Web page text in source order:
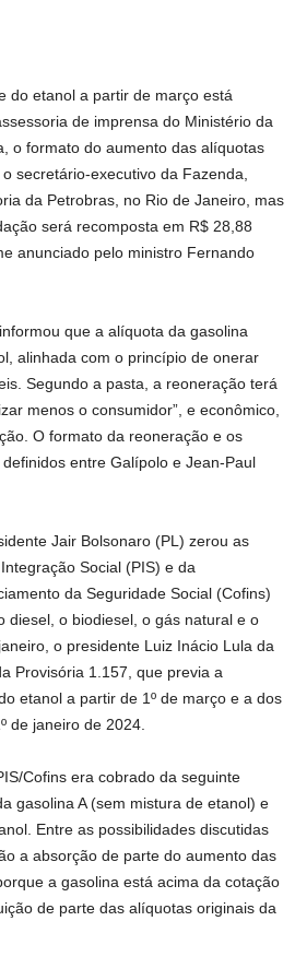
do etanol a partir de março está
de imprensa do Ministério da
o formato do aumento das alíquotas
secretário-executivo da Fazenda,
da Petrobras, no Rio de Janeiro, mas
será recomposta em R$ 28,88
anunciado pelo ministro Fernando
que a alíquota da gasolina
alinhada com o princípio de onerar
Segundo a pasta, a reoneração terá
menos o consumidor”, e econômico,
O formato da reoneração e os
entre Galípolo e Jean-Paul
Jair Bolsonaro (PL) zerou as
Social (PIS) e da
da Seguridade Social (Cofins)
diesel, o biodiesel, o gás natural e o
o presidente Luiz Inácio Lula da
Provisória 1.157, que previa a
etanol a partir de 1º de março e a dos
de janeiro de 2024.
Cofins era cobrado da seguinte
gasolina A (sem mistura de etanol) e
Entre as possibilidades discutidas
a absorção de parte do aumento das
a gasolina está acima da cotação
de parte das alíquotas originais da